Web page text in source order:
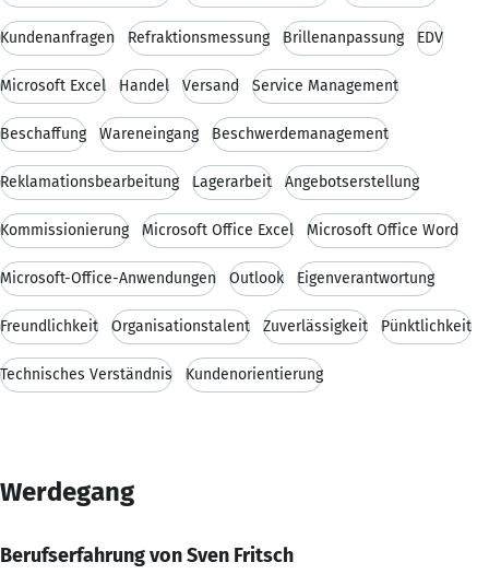
Kundenanfragen Refraktionsmessung Brillenanpassung EDV
Microsoft Excel Handel Versand Service Management
Beschaffung Wareneingang Beschwerdemanagement
Reklamationsbearbeitung Lagerarbeit Angebotserstellung
Kommissionierung Microsoft Office Excel Microsoft Office Word
Microsoft-Office-Anwendungen Outlook Eigenverantwortung
Freundlichkeit Organisationstalent Zuverlässigkeit Pünktlichkeit
Technisches Verständnis Kundenorientierung
Werdegang
Berufserfahrung von Sven Fritsch